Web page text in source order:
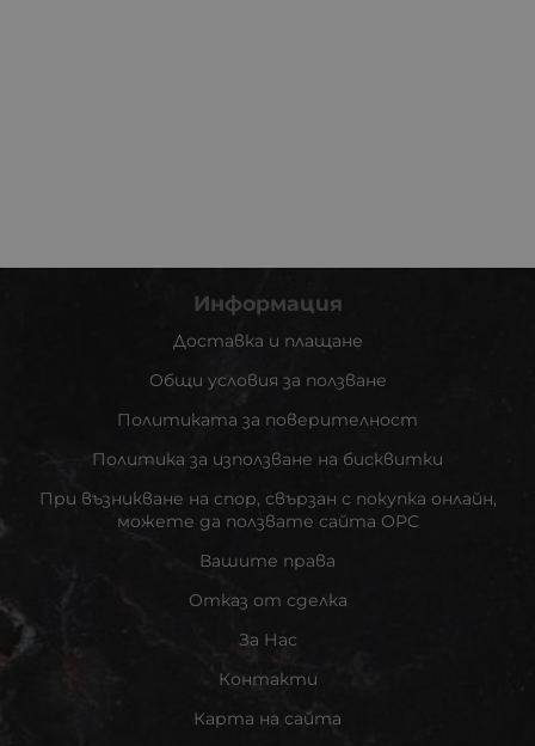
Информация
Доставка и плащане
Общи условия за ползване
Политиката за поверителност
Политика за използване на бисквитки
При възникване на спор, свързан с покупка онлайн,
можете да ползвате сайта ОРС
Вашите права
Отказ от сделка
За Нас
Контакти
Карта на сайта